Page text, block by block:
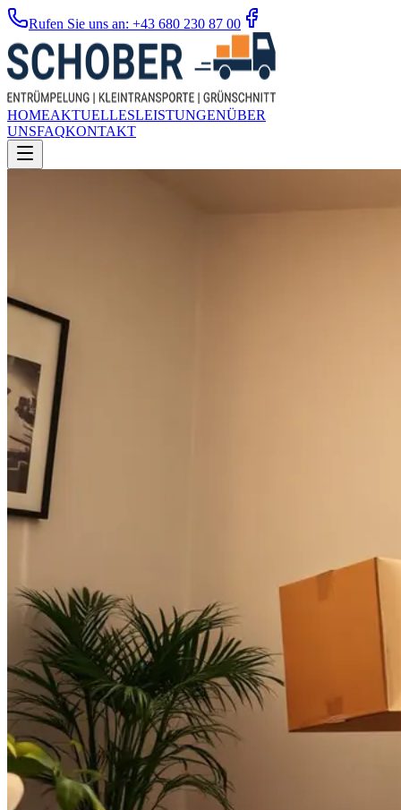
Rufen Sie uns an: +43 680 230 87 00
HOMEAKTUELLESLEISTUNGENÜBER
UNSFAQKONTAKT